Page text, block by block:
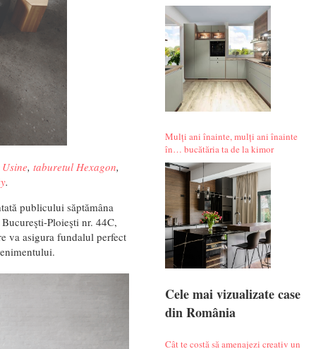
Mulți ani înainte, mulți ani înainte
în… bucătăria ta de la kimor
Cele mai vizualizate case
din România
Cât te costă să amenajezi creativ un
, taburetul Hexagon,
.
publicului săptămâna
Ploieşti nr. 44C,
va asigura fundalul perfect